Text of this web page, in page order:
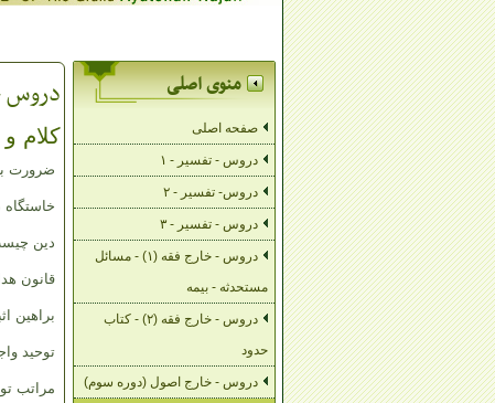
منوی اصلی
صفحه اصلی
دروس - تفسیر - ۱
دروس- تفسیر - ۲
دروس - تفسیر - ۳
دروس - خارج فقه (۱) - مسائل
مستحدثه - بیمه
دروس - خارج فقه (۲) - کتاب
حدود
دروس - خارج اصول (دوره سوم)
دروس
کلام و
ضرورت
خاستگاه
دین
قانون
براهین
توحید
مراتب